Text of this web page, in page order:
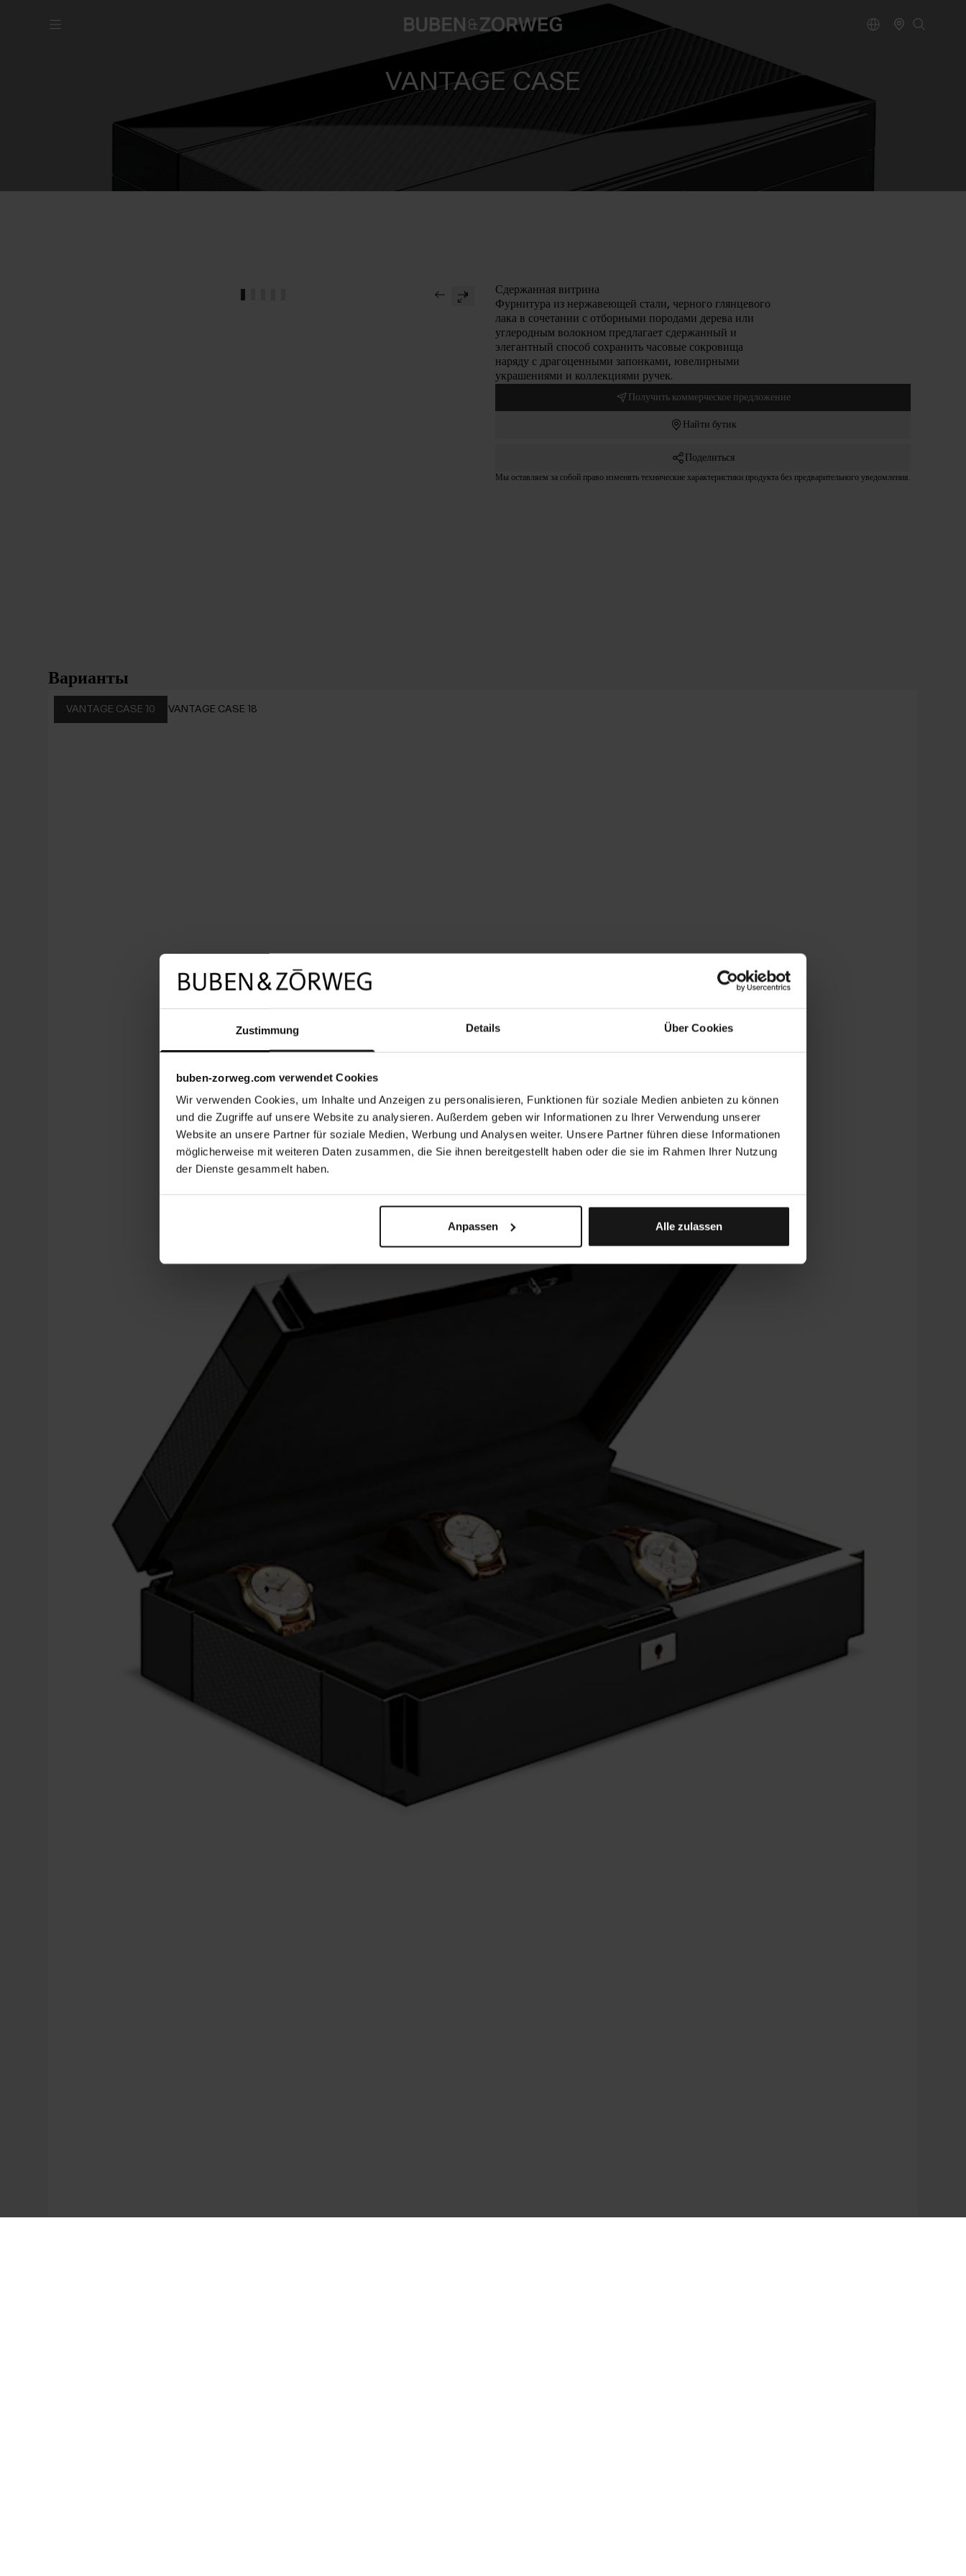
Zustimmung Details Über Cookies
buben-zorweg.com verwendet Cookies
Wir verwenden Cookies, um Inhalte und Anzeigen zu personalisieren, Funktionen für soziale Medien anbieten zu können
und die Zugriffe auf unsere Website zu analysieren. Außerdem geben wir Informationen zu Ihrer Verwendung unserer
Website an unsere Partner für soziale Medien, Werbung und Analysen weiter. Unsere Partner führen diese Informationen
möglicherweise mit weiteren Daten zusammen, die Sie ihnen bereitgestellt haben oder die sie im Rahmen Ihrer Nutzung
der Dienste gesammelt haben.
Anpassen Alle zulassen
VANTAGE CASE
Сдержанная витрина
Фурнитура из нержавеющей стали, черного глянцевого
лака в сочетании с отборными породами дерева или
углеродным волокном предлагает сдержанный и
элегантный способ сохранить часовые сокровища
наряду с драгоценными запонками, ювелирными
украшениями и коллекциями ручек.
Получить коммерческое предложение
Найти бутик
Поделиться
Мы оставляем за собой право изменять технические характеристики продукта без предварительного уведомления.
Варианты
VANTAGE CASE 10 VANTAGE CASE 18